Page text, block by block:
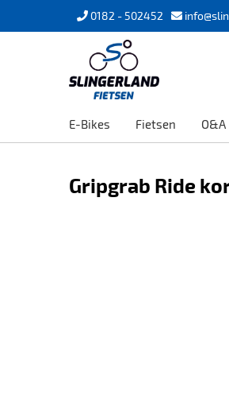
0182 - 502452
E-Bikes Fietsen O&A
Gripgrab Ride